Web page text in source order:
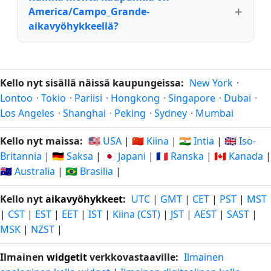
America/Campo_Grande-
aikavyöhykkeellä?
Kello nyt sisällä näissä kaupungeissa: New York ·
Lontoo · Tokio · Pariisi · Hongkong · Singapore · Dubai ·
Los Angeles · Shanghai · Peking · Sydney · Mumbai
Kello nyt maissa: 🇺🇸 USA | 🇨🇳 Kiina | 🇮🇳 Intia | 🇬🇧 Iso-
Britannia | 🇩🇪 Saksa | 🇯🇵 Japani | 🇫🇷 Ranska | 🇨🇦 Kanada |
🇦🇺 Australia | 🇧🇷 Brasilia |
Kello nytaikavyöhykkeet: UTC | GMT | CET | PST | MST
| CST | EST | EET | IST | Kiina (CST) | JST | AEST | SAST |
MSK | NZST |
Ilmainen widgetitverkkovastaaville: Ilmainen